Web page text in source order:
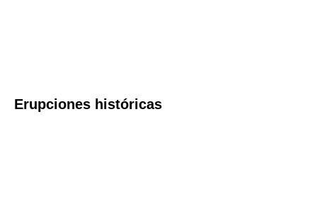
Erupciones históricas